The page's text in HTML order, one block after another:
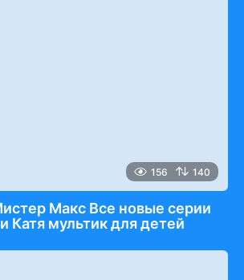
156 140
Макс Все новые серии
Катя мультик для детей